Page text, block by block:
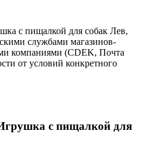
с пищалкой для собак Лев,
службами магазинов-
компаниями (CDEK, Почта
от условий конкретного
с пищалкой для